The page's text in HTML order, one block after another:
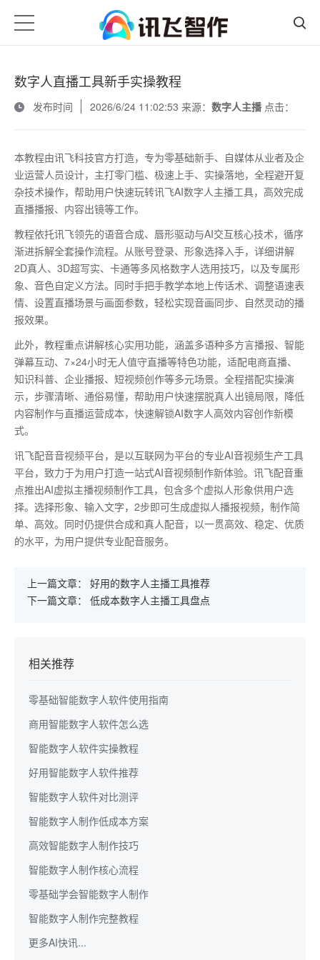
数字人直播工具新手实操教程
发布时间
2026/6/24 11:02:53 来源： 数字人主播 点击：
本教程由讯飞科技官方打造，专为零基础新手、自媒体从业者及企
业运营人员设计，主打零门槛、极速上手、实操落地，全程避开复
杂技术操作，帮助用户快速玩转讯飞AI数字人主播工具，高效完成
直播播报、内容出镜等工作。
教程依托讯飞领先的语音合成、唇形驱动与AI交互核心技术，循序
渐进拆解全套操作流程。从账号登录、形象选择入手，详细讲解
2D真人、 3D超写实、卡通等多风格数字人选用技巧，以及专属形
象、音色自定义方法。同时手把手教学本地上传话术、调整语速表
情、设置直播场景与画面参数，轻松实现音画同步、自然灵动的播
报效果。
此外，教程重点讲解核心实用功能，涵盖多语种多方言播报、智能
弹幕互动、 7×24小时无人值守直播等特色功能，适配电商直播、
知识科普、企业播报、短视频创作等多元场景。全程搭配实操演
示，步骤清晰、通俗易懂，帮助用户快速摆脱真人出镜局限，降低
内容制作与直播运营成本，快速解锁AI数字人高效内容创作新模
式。
讯飞配音音视频平台，是以互联网为平台的专业AI音视频生产工具
平台，致力于为用户打造一站式AI音视频制作新体验。讯飞配音重
点推出AI虚拟主播视频制作工具，包含多个虚拟人形象供用户选
择。选择形象、输入文字，2步即可生成虚拟人播报视频，制作简
单、高效。同时仍提供合成和真人配音，以一贯高效、稳定、优质
的水平，为用户提供专业配音服务。
上一篇文章： 好用的数字人主播工具推荐
下一篇文章： 低成本数字人主播工具盘点
相关推荐
零基础智能数字人软件使用指南
商用智能数字人软件怎么选
智能数字人软件实操教程
好用智能数字人软件推荐
智能数字人软件对比测评
智能数字人制作低成本方案
高效智能数字人制作技巧
智能数字人制作核心流程
零基础学会智能数字人制作
智能数字人制作完整教程
更多AI快讯...